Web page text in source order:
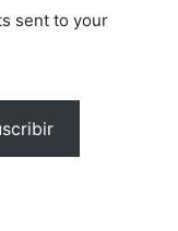
sent to your